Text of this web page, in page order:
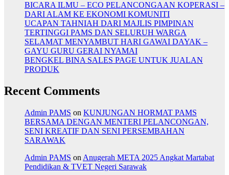
BICARA ILMU – ECO PELANCONGAAN KOPERASI –
DARI ALAM KE EKONOMI KOMUNITI
UCAPAN TAHNIAH DARI MAJLIS PIMPINAN
TERTINGGI PAMS DAN SELURUH WARGA
SELAMAT MENYAMBUT HARI GAWAI DAYAK –
GAYU GURU GERAI NYAMAI
BENGKEL BINA SALES PAGE UNTUK JUALAN
PRODUK
Recent Comments
Admin PAMS on KUNJUNGAN HORMAT PAMS
BERSAMA DENGAN MENTERI PELANCONGAN,
SENI KREATIF DAN SENI PERSEMBAHAN
SARAWAK
Admin PAMS on Anugerah META 2025 Angkat Martabat
Pendidikan & TVET Negeri Sarawak